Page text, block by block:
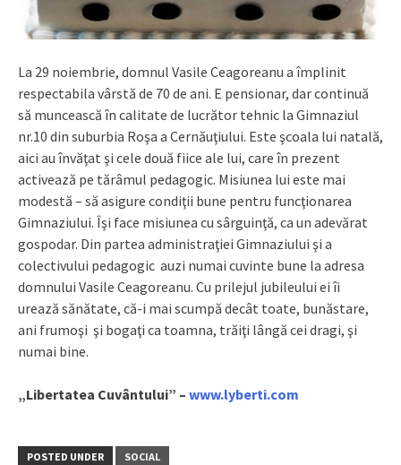
La 29 noiembrie, domnul Vasile Ceagoreanu a împlinit
respectabila vârstă de 70 de ani. E pensionar, dar continuă
să muncească în calitate de lucrător tehnic la Gimnaziul
nr.10 din suburbia Roşa a Cernăuţiului. Este şcoala lui natală,
aici au învăţat şi cele două fiice ale lui, care în prezent
activează pe tărâmul pedagogic. Misiunea lui este mai
modestă – să asigure condiţii bune pentru funcţionarea
Gimnaziului. Îşi face misiunea cu sârguinţă, ca un adevărat
gospodar. Din partea administraţiei Gimnaziului şi a
colectivului pedagogic auzi numai cuvinte bune la adresa
domnului Vasile Ceagoreanu. Cu prilejul jubileului ei îi
urează sănătate, că-i mai scumpă decât toate, bunăstare,
ani frumoşi şi bogaţi ca toamna, trăiţi lângă cei dragi, şi
numai bine.
„Libertatea Cuvântului” – www.lyberti.com
POSTED UNDER SOCIAL